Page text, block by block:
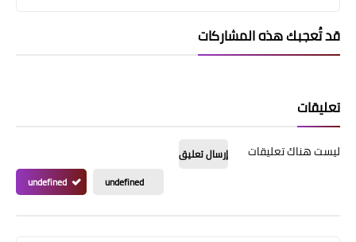
قد تُعجبك هذه المشاركات
تعليقات
ليست هناك تعليقات
إرسال تعليق
undefined
undefined